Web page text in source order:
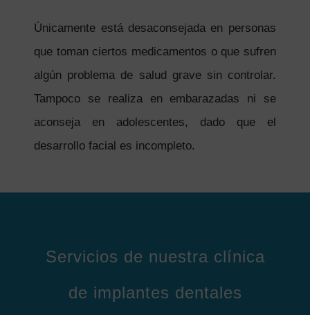
Únicamente está desaconsejada en personas
que toman ciertos medicamentos o que sufren
algún problema de salud grave sin controlar.
Tampoco se realiza en embarazadas ni se
aconseja en adolescentes, dado que el
desarrollo facial es incompleto.
Servicios de nuestra clínica
de implantes dentales